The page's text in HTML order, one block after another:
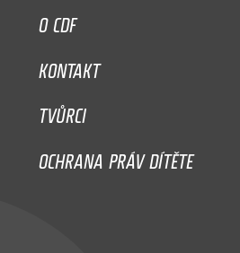
O CDF
KONTAKT
TVŮRCI
OCHRANA PRÁV DÍTĚTE